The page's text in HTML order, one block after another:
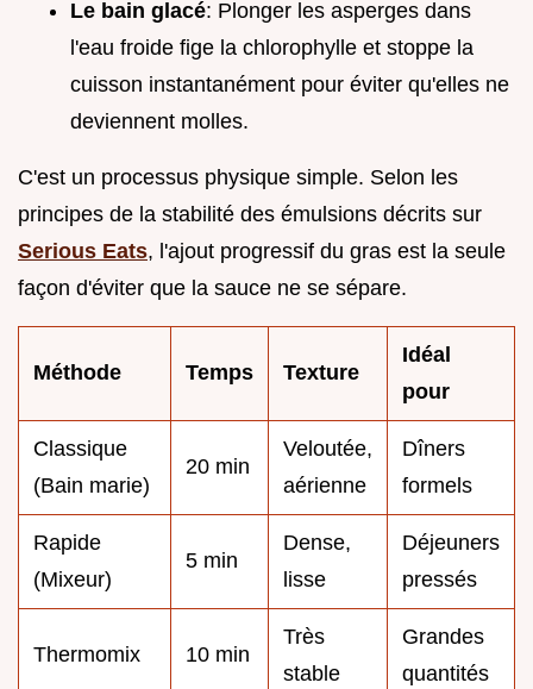
Le bain glacé: Plonger les asperges dans
l'eau froide fige la chlorophylle et stoppe la
cuisson instantanément pour éviter qu'elles ne
deviennent molles.
C'est un processus physique simple. Selon les
principes de la stabilité des émulsions décrits sur
Serious Eats, l'ajout progressif du gras est la seule
façon d'éviter que la sauce ne se sépare.
Méthode Temps Texture
Idéal
pour
Classique
(Bain marie)
20 min
Veloutée,
aérienne
Dîners
formels
Rapide
(Mixeur)
5 min
Dense,
lisse
Déjeuners
pressés
Thermomix 10 min
Très
stable
Grandes
quantités